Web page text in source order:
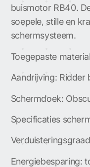
buismotor RB40.
soepele, stille en
schermsysteem.
Toegepaste
Aandrijving: Ridder
Schermdoek:
Specificaties
Energiebesparing: